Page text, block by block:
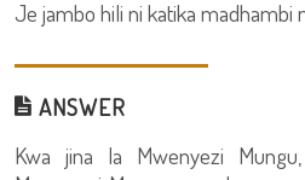
Je jambo hili ni katika madhambi
ANSWER
Kwa jina la Mwenyezi